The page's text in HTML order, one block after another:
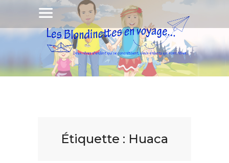
Étiquette : Huaca